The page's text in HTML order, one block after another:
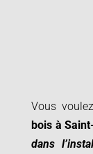
Vous
bois à
dans